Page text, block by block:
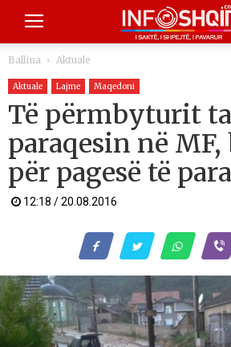
Ballina Aktuale
Aktuale Lajme Maqedoni
Të përmbyturit ta
paraqesin në
për pagesë të
12:18 / 20.08.2016